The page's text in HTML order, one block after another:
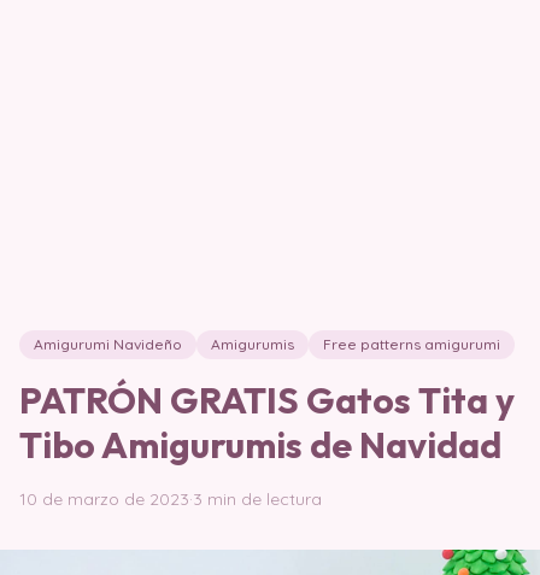
Amigurumi Navideño Amigurumis Free patterns amigurumi
PATRÓN GRATIS Gatos Tita y
Tibo Amigurumis de Navidad
10 de marzo de 2023·3 min de lectura